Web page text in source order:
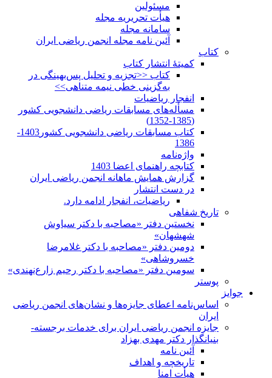
مسئولین
هیأت تحریریه مجله
سامانه مجله
آئین نامه مجله انجمن ریاضی ایران
کتاب
کمیتۀ انتشار کتاب
کتاب <<تجزیه و تحلیل پس‌بهینگی در
به‌گزینی خطی نیمه متناهی>>
انفجار ریاضیات
مسأله‌های مسابقات ریاضی دانشجویی کشور
(1385-1352)
کتاب مسابقات ریاضی دانشجویی کشور1403-
1386
واژه‌نامه
کتابچه راهنمای اعضا 1403
گزارش همایش ماهانه انجمن ریاضی ایران
در دست انتشار
ریاضیات، انفجار ادامه دارد.
تاریخ شفاهی
نخستین دفتر «مصاحبه با دکتر سیاوش
شهشهان»
دومین دفتر «مصاحبه با دکتر غلامرضا
خسروشاهی»
سومین دفتر «مصاحبه با دکتر رحیم زارع‌نهندی»
پوستر
جوایز
اساس‌نامه اعطای جایزه‌ها و نشان‌های انجمن ریاضی
ایران
جایزه انجمن ریاضی ایران برای خدمات برجسته-
بنیانگذار دکتر مهدی بهزاد
آئین نامه
تاریخچه و اهداف
هیأت امنا